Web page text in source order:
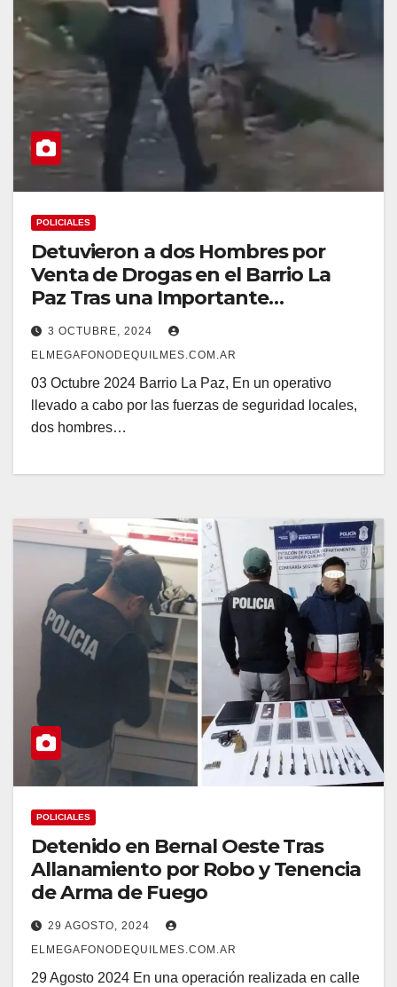
POLICIALES
Detuvieron a dos Hombres por
Venta de Drogas en el Barrio La
Paz Tras una Importante
Investigación
3 OCTUBRE, 2024
ELMEGAFONODEQUILMES.COM.AR
03 Octubre 2024 Barrio La Paz, En un operativo
llevado a cabo por las fuerzas de seguridad locales,
dos hombres…
POLICIALES
Detenido en Bernal Oeste Tras
Allanamiento por Robo y Tenencia
de Arma de Fuego
29 AGOSTO, 2024
ELMEGAFONODEQUILMES.COM.AR
29 Agosto 2024 En una operación realizada en calle